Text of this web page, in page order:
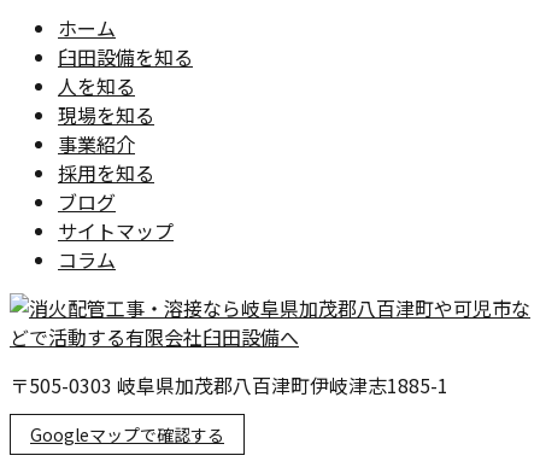
ホーム
臼田設備を知る
人を知る
現場を知る
事業紹介
採用を知る
ブログ
サイトマップ
コラム
〒505-0303 岐阜県加茂郡八百津町伊岐津志1885-1
Googleマップで確認する